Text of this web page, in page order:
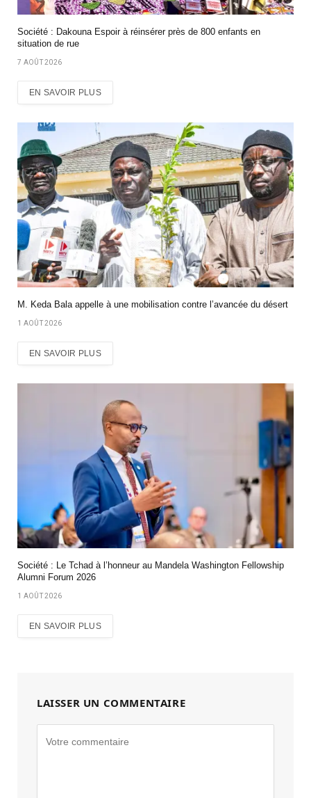
Société : Dakouna Espoir à réinsérer près de 800 enfants en
situation de rue
7 AOÛT 2026
EN SAVOIR PLUS
M. Keda Bala appelle à une mobilisation contre l’avancée du désert
1 AOÛT 2026
EN SAVOIR PLUS
Société : Le Tchad à l’honneur au Mandela Washington Fellowship
Alumni Forum 2026
1 AOÛT 2026
EN SAVOIR PLUS
LAISSER UN COMMENTAIRE